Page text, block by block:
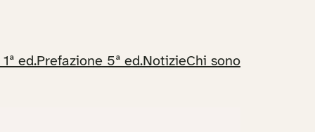
ed.Prefazione 5ª ed.NotizieChi sono